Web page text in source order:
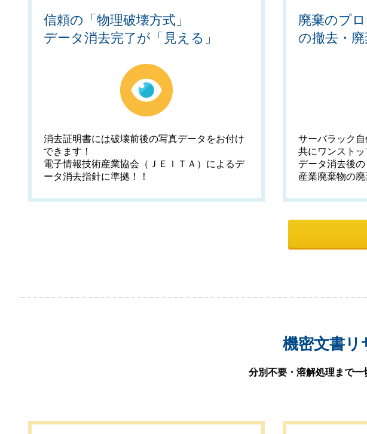
信頼の「物理破壊方式」
データ消去完了が「見える」
消去証明書には破壊前後の写真データをお付け
できます！
電子情報技術産業協会（ＪＥＩＴＡ）によるデ
ータ消去指針に準拠！！
廃棄のプ
の撤去・
サーバラック
共にワンストッ
データ消去後
産業廃棄物の廃
機密文書リ
分別不要・溶解処理まで一